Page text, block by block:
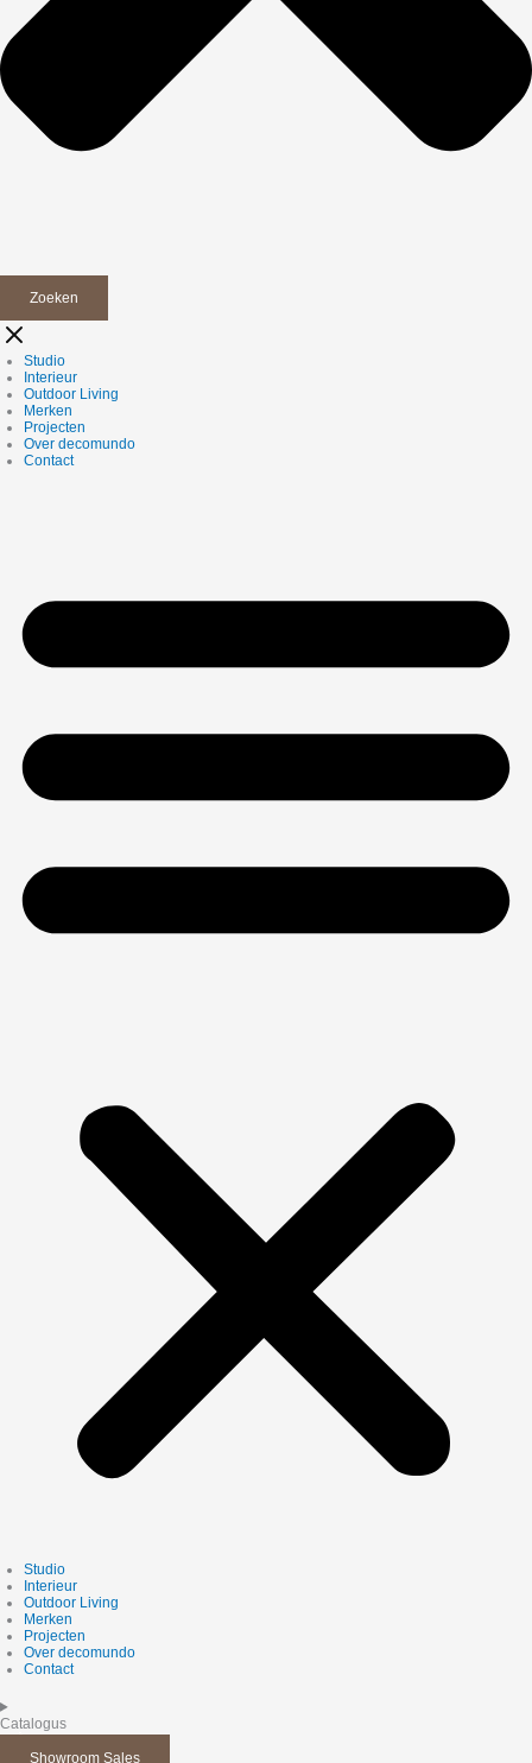
Zoeken
Studio
Interieur
Outdoor Living
Merken
Projecten
Over decomundo
Contact
Studio
Interieur
Outdoor Living
Merken
Projecten
Over decomundo
Contact
Catalogus
Showroom Sales